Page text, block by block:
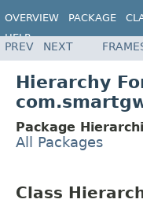
OVERVIEW PACKAGE
HELP
PREV NEXT
Hierarchy
Package
All Packages
Class